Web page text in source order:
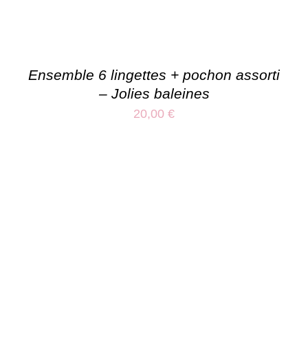
Ensemble 6 lingettes + pochon assorti
– Jolies baleines
20,00 €